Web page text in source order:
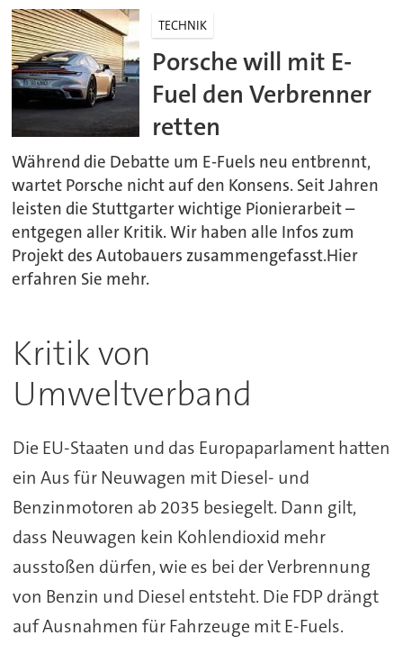
TECHNIK
Porsche will mit E-
Fuel den Verbrenner
retten
Während die Debatte um E-Fuels neu entbrennt,
wartet Porsche nicht auf den Konsens. Seit Jahren
leisten die Stuttgarter wichtige Pionierarbeit –
entgegen aller Kritik. Wir haben alle Infos zum
Projekt des Autobauers zusammengefasst.Hier
erfahren Sie mehr.
Kritik von
Umweltverband
Die EU-Staaten und das Europaparlament hatten
ein Aus für Neuwagen mit Diesel- und
Benzinmotoren ab 2035 besiegelt. Dann gilt,
dass Neuwagen kein Kohlendioxid mehr
ausstoßen dürfen, wie es bei der Verbrennung
von Benzin und Diesel entsteht. Die FDP drängt
auf Ausnahmen für Fahrzeuge mit E-Fuels.